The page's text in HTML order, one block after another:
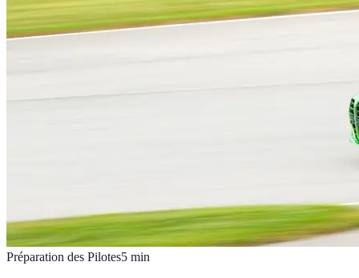
Préparation des Pilotes5 min